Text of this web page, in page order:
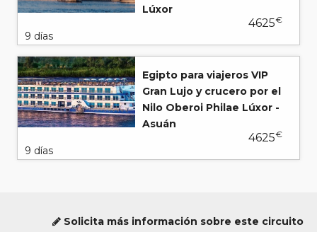
Lúxor
9 días
4625€
Egipto para viajeros VIP
Gran Lujo y crucero por el
Nilo Oberoi Philae Lúxor -
Asuán
9 días
4625€
Solicita más información sobre este circuito